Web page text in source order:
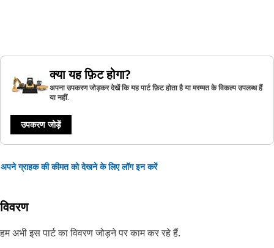
क्या यह फ़िट होगा?
अपना उपकरण जोड़कर देखें कि यह पार्ट फ़िट होता है या मरम्मत के विकल्प उपलब्ध हैं
या नहीं.
उपकरण जोड़ें
अपने ग्राहक की कीमत को देखने के लिए लॉग इन करें
विवरण
हम अभी इस पार्ट का विवरण जोड़ने पर काम कर रहे हैं.